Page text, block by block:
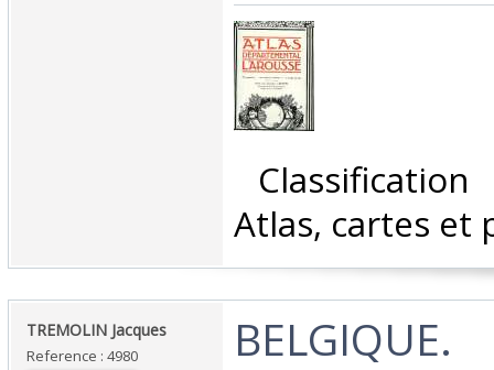
Atlas, cartes et
‎TREMOLIN Jacques‎
Reference : 4980
‎BELGIQUE.‎